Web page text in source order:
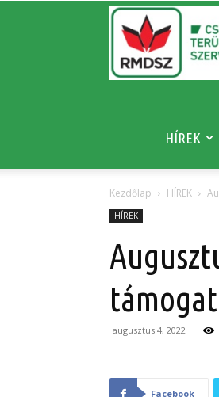
HÍREK
Kezdőlap HÍREK
HÍREK
augusztus 4, 2022
Facebook